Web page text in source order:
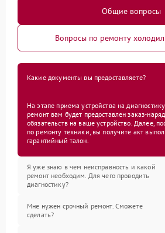
Общие вопросы
Вопросы по ремонту
Какие документы вы предоставляете?
На этапе приема устройства на
ремонт вам будет предоставлен заказ-
обязательств на ваше устройство. Далее,
по ремонту техники, вы получите акт
гарантийный талон.
Я уже знаю в чем неисправность и какой
ремонт необходим. Для чего проводить
диагностику?
Мне нужен срочный ремонт. Сможете
сделать?